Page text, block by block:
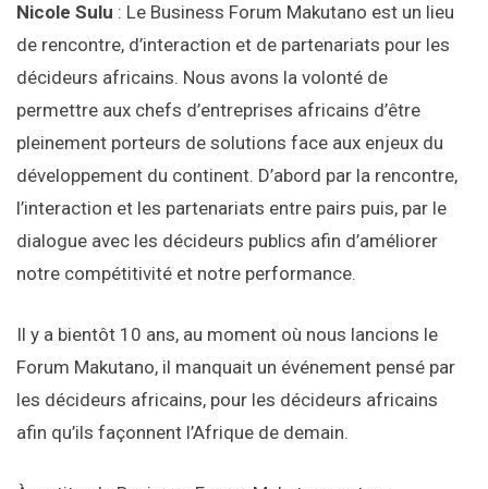
Nicole Sulu : Le Business Forum Makutano est un lieu
de rencontre, d’interaction et de partenariats pour les
décideurs africains. Nous avons la volonté de
permettre aux chefs d’entreprises africains d’être
pleinement porteurs de solutions face aux enjeux du
développement du continent. D’abord par la rencontre,
l’interaction et les partenariats entre pairs puis, par le
dialogue avec les décideurs publics afin d’améliorer
notre compétitivité et notre performance.
Il y a bientôt 10 ans, au moment où nous lancions le
Forum Makutano, il manquait un événement pensé par
les décideurs africains, pour les décideurs africains
afin qu’ils façonnent l’Afrique de demain.